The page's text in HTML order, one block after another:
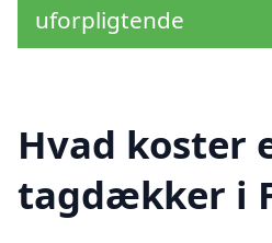
uforpligtende
Hvad koster
tagdækker i